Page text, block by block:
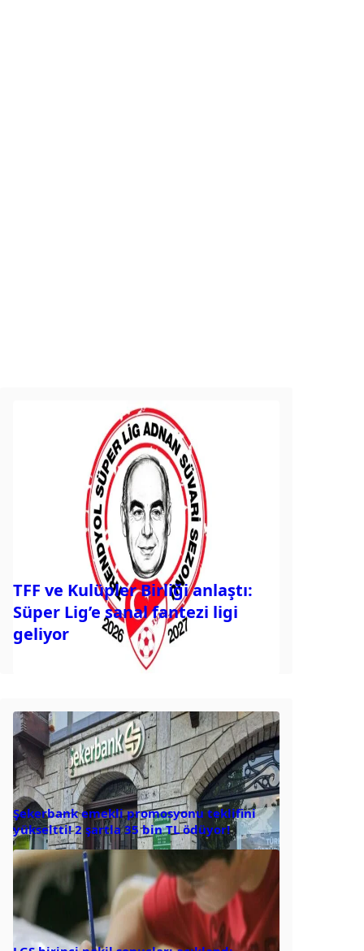
TFF ve Kulüpler Birliği anlaştı:
Süper Lig’e sanal fantezi ligi
geliyor
Şekerbank emekli promosyonu teklifini
yükseltti! 2 şartla 35 bin TL ödüyor!